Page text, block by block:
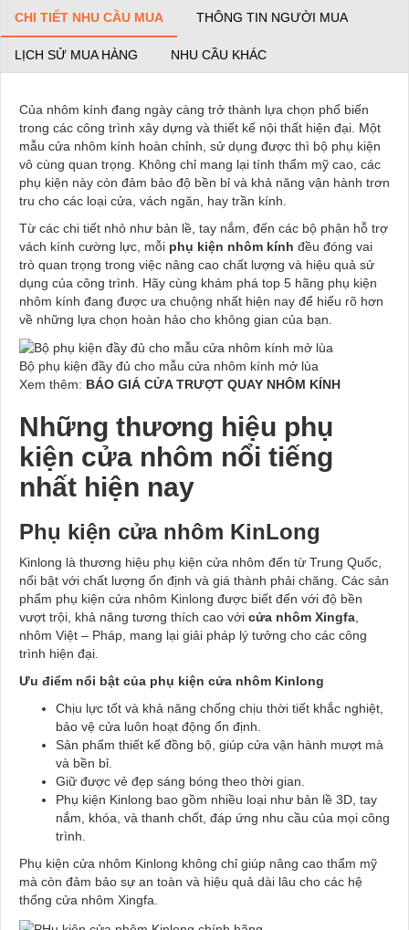
CHI TIẾT NHU CẦU MUA THÔNG TIN NGƯỜI MUA
LỊCH SỬ MUA HÀNG NHU CẦU KHÁC
Của nhôm kính đang ngày càng trở thành lựa chọn phổ biến
trong các công trình xây dựng và thiết kế nội thất hiện đại. Một
mẫu cửa nhôm kính hoàn chỉnh, sử dụng được thì bộ phụ kiện
vô cùng quan trọng. Không chỉ mang lại tính thẩm mỹ cao, các
phụ kiện này còn đảm bảo độ bền bỉ và khả năng vận hành trơn
tru cho các loại cửa, vách ngăn, hay trần kính.
Từ các chi tiết nhỏ như bản lề, tay nắm, đến các bộ phận hỗ trợ
vách kính cường lực, mỗi phụ kiện nhôm kính đều đóng vai
trò quan trọng trong việc nâng cao chất lượng và hiệu quả sử
dụng của công trình. Hãy cùng khám phá top 5 hãng phụ kiện
nhôm kính đang được ưa chuộng nhất hiện nay để hiểu rõ hơn
về những lựa chọn hoàn hảo cho không gian của bạn.
Bộ phụ kiện đầy đủ cho mẫu cửa nhôm kính mở lùa
Xem thêm: BÁO GIÁ CỬA TRƯỢT QUAY NHÔM KÍNH
Những thương hiệu phụ
kiện cửa nhôm nổi tiếng
nhất hiện nay
Phụ kiện cửa nhôm KinLong
Kinlong là thương hiệu phụ kiện cửa nhôm đến từ Trung Quốc,
nổi bật với chất lượng ổn định và giá thành phải chăng. Các sản
phẩm phụ kiện cửa nhôm Kinlong được biết đến với độ bền
vượt trội, khả năng tương thích cao với cửa nhôm Xingfa,
nhôm Việt – Pháp, mang lại giải pháp lý tưởng cho các công
trình hiện đại.
Ưu điểm nổi bật của phụ kiện cửa nhôm Kinlong
Chịu lực tốt và khả năng chống chịu thời tiết khắc nghiệt,
bảo vệ cửa luôn hoạt động ổn định.
Sản phẩm thiết kế đồng bộ, giúp cửa vận hành mượt mà
và bền bỉ.
Giữ được vẻ đẹp sáng bóng theo thời gian.
Phụ kiện Kinlong bao gồm nhiều loại như bản lề 3D, tay
nắm, khóa, và thanh chốt, đáp ứng nhu cầu của mọi công
trình.
Phụ kiện cửa nhôm Kinlong không chỉ giúp nâng cao thẩm mỹ
mà còn đảm bảo sự an toàn và hiệu quả dài lâu cho các hệ
thống cửa nhôm Xingfa.